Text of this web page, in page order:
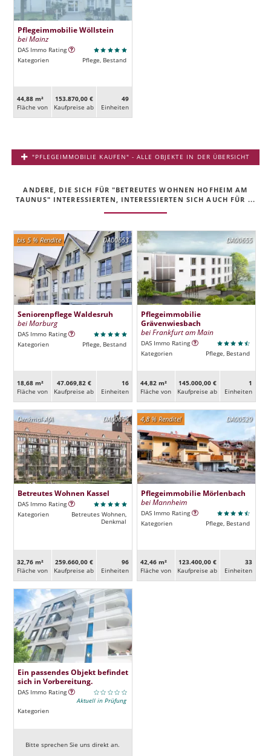
Pflegeimmobilie Wöllstein
bei Mainz
DAS Immo Rating
Kategorien
Pflege, Bestand
44,88 m²
Fläche von
153.870,00 €
Kaufpreise ab
49
Ein­heiten
"PFLEGEIMMOBILIE KAUFEN" - ALLE OBJEKTE IN DER ÜBERSICHT
ANDERE, DIE SICH FÜR "BETREUTES WOHNEN HOFHEIM AM
TAUNUS" INTERESSIERTEN, INTERESSIERTEN SICH AUCH FÜR ...
DA00653
bis 5 % Rendite
Seniorenpflege Waldesruh
bei Marburg
DAS Immo Rating
Kategorien
Pflege, Bestand
18,68 m²
Fläche von
47.069,82 €
Kaufpreise ab
16
Ein­heiten
DA00655
Pflegeimmobilie
Grävenwiesbach
bei Frankfurt am Main
DAS Immo Rating
Kategorien
Pflege, Bestand
44,82 m²
Fläche von
145.000,00 €
Kaufpreise ab
1
Ein­heiten
DA00654
Denkmal-AfA
Betreutes Wohnen Kassel
DAS Immo Rating
Kategorien
Betreutes Wohnen,
Denkmal
32,76 m²
Fläche von
259.660,00 €
Kaufpreise ab
96
Ein­heiten
DA00529
4,8 % Rendite!
Pflegeimmobilie Mörlenbach
bei Mannheim
DAS Immo Rating
Kategorien
Pflege, Bestand
42,46 m²
Fläche von
123.400,00 €
Kaufpreise ab
33
Ein­heiten
Ein passendes Objekt befindet
sich in Vorbereitung.
DAS Immo Rating
Aktuell in Prüfung
Kategorien
Bitte sprechen Sie uns direkt an.